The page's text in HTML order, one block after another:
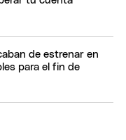
de estrenar en
para el fin de